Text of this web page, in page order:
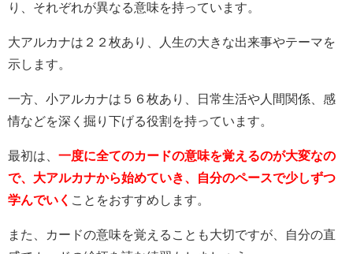
り、それぞれが異なる意味を持っています。
大アルカナは２２枚あり、人生の大きな出来事やテーマを
示します。
一方、小アルカナは５６枚あり、日常生活や人間関係、感
情などを深く掘り下げる役割を持っています。
最初は、 一度に全てのカードの意味を覚えるのが大変なの
で、大アルカナから始めていき、自分のペースで少しずつ
学んでいく ことをおすすめします。
また、カードの意味を覚えることも大切ですが、自分の直